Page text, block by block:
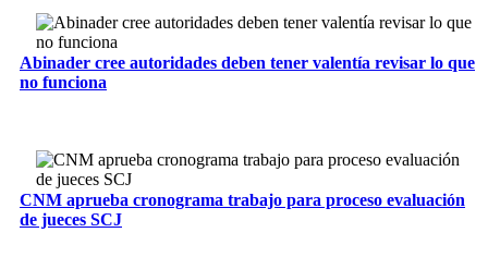
Abinader cree autoridades deben tener valentía revisar lo que
no funciona
CNM aprueba cronograma trabajo para proceso evaluación
de jueces SCJ